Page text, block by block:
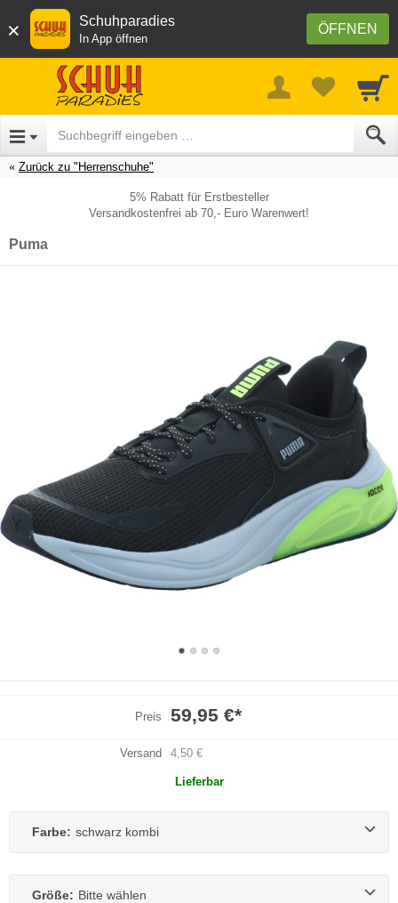
× ÖFFNEN
Schuhparadies
In App öffnen
Zurück zu "Herrenschuhe"
5% Rabatt für Erstbesteller
Versandkostenfrei ab 70,- Euro Warenwert!
Puma
Preis 59,95 €*
Versand 4,50 €
Lieferbar
Farbe: schwarz kombi
Größe: Bitte wählen